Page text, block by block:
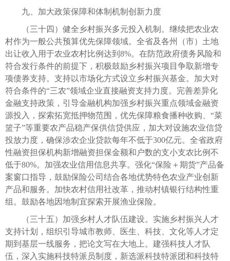
九、加大政策保障和体制机制创新力度
（三十四）健全乡村振兴多元投入机制。继续把农业农
村作为一般公共预算优先保障领域。全省及各州（市）土地
出让收入用于农业农村比例达到8%。在防范政府债务风险和
符合发行条件的前提下，积极鼓励乡村振兴项目争取新增专
项债券支持。支持以市场化方式设立乡村振兴基金。加大对
符合条件的“三农”领域企业直接融资支持力度。完善差异化
金融支持政策，引导金融机构加强乡村振兴重点领域金融资
源投入，探索拓宽抵押物范围，优先保障粮食播种收购、“菜
篮子”等重要农产品稳产保供信贷供应，加大对设施农业信贷
投放力度，确保涉农企业贷款每年不低于300亿元。全省政府
性融资担保机构新增融资担保金额和户数的支小支农比例不
低于80%。加强农业信用信息共享。强化“保险＋期货”产品备
案窗口指导，鼓励保险公司结合各地优势特色农业产业创新
产品和服务。加快农村信用社改革，推动村镇银行结构性重
组。鼓励各地因地制宜探索开展渔业保险。
（三十五）加强乡村人才队伍建设。实施乡村振兴人才
支持计划，组织引导城市教师、医生、科技、文化等人才定
期到基层一线服务，把论文写在大地上。建强科技人才队
伍，深入实施科技特派员制度，新选派科技特派团和科技特